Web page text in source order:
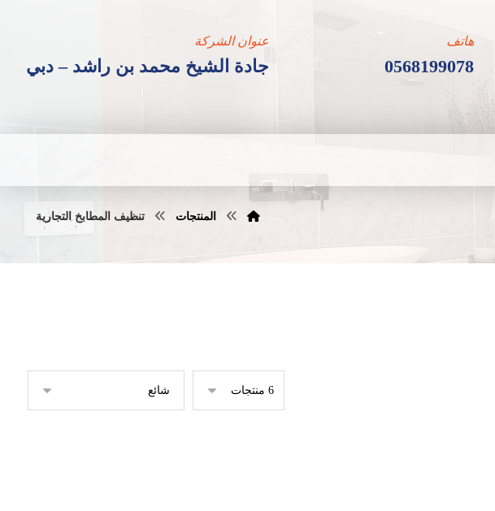
عنوان الشركة
جادة الشيخ محمد بن راشد – دبي
هاتف
0568199078
المنتجات تنظيف المطابخ التجارية